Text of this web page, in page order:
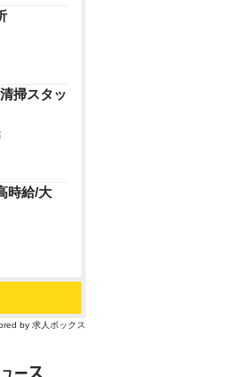
掃スタッ
時給/大
by 求人ボックス